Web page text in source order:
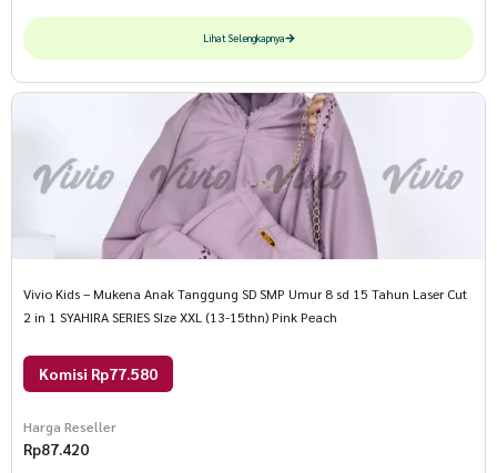
Lihat Selengkapnya
Vivio Kids – Mukena Anak Tanggung SD SMP Umur 8 sd 15 Tahun Laser Cut
2 in 1 SYAHIRA SERIES SIze XXL (13-15thn) Pink Peach
Komisi Rp77.580
Harga Reseller
Rp87.420